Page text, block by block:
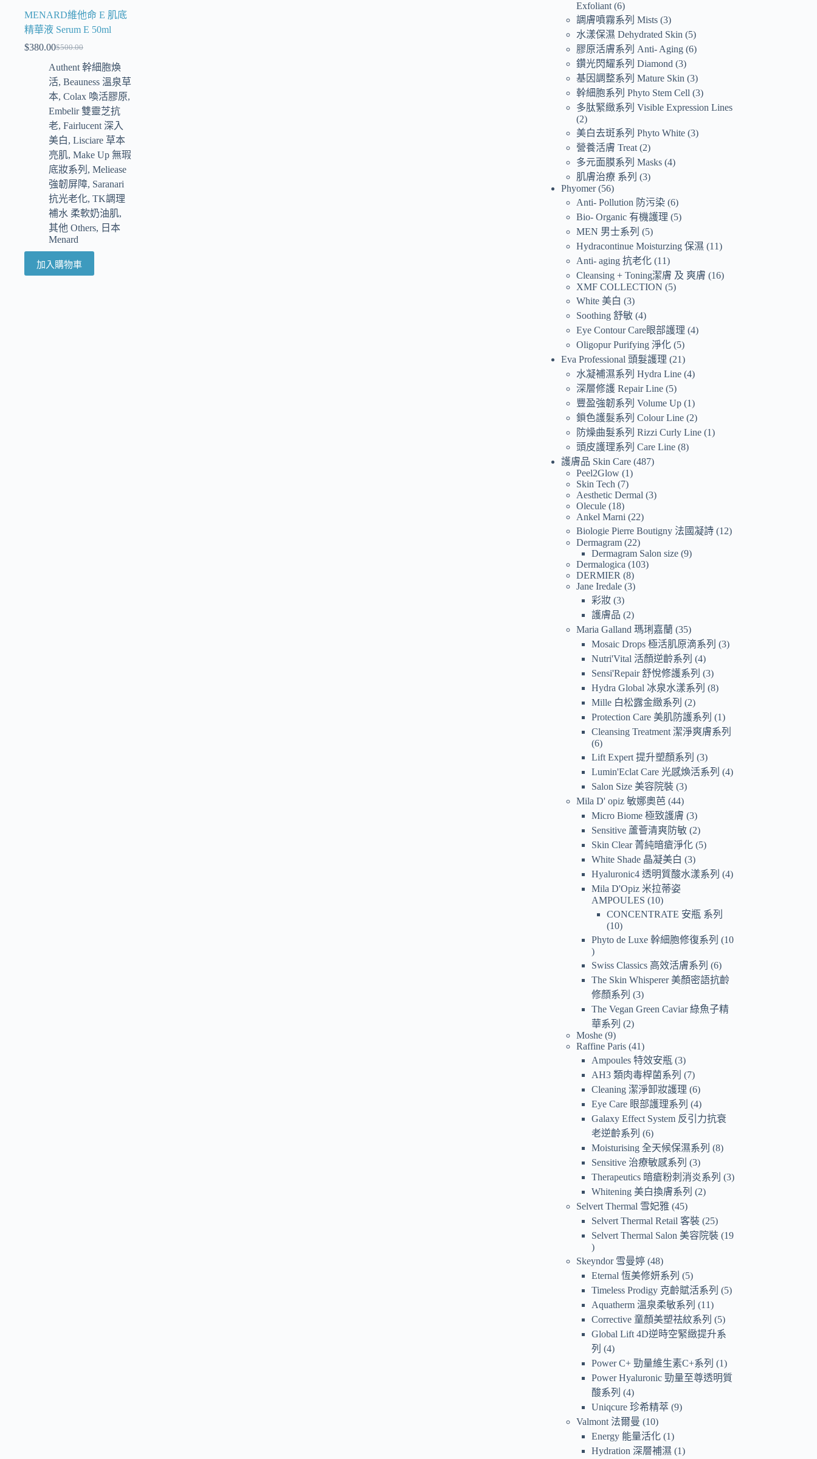
MENARD維他命 E 肌底
精華液 Serum E 50ml
$500.00
$380.00
Authent 幹細胞煥
活, Beauness 溫泉草
本, Colax 喚活膠原,
Embelir 雙靈芝抗
老, Fairlucent 深入
美白, Lisciare 草本
亮肌, Make Up 無瑕
底妝系列 , Meliease
強韌屏障, Saranari
抗光老化, TK調理
補水 柔軟奶油肌,
其他 Others, 日本
Menard
加入購物車
Exfoliant 6
調膚噴霧系列 Mists 3
水漾保濕 Dehydrated Skin
5
膠原活膚系列 Anti- Aging 6
鑽光閃耀系列 Diamond 3
基因調整系列 Mature Skin 3
幹細胞系列 Phyto Stem Cell 3
多肽緊緻系列 Visible Expression Lines
2
美白去斑系列 Phyto White 3
營養活膚 Treat 2
多元面膜系列 Masks 4
肌膚治療 系列
3
Phyomer 56
Anti- Pollution 防污染 6
Bio- Organic 有機護理
5
MEN 男士系列
5
Hydracontinue Moisturzing 保濕
11
Anti- aging 抗老化 11
Cleansing + Toning潔膚 及 爽膚
16
XMF COLLECTION
5
White 美白
3
Soothing 舒敏 4
Eye Contour Care眼部護理 4
Oligopur Purifying 淨化 5
Eva Professional 頭髮護理
21
水凝補濕系列 Hydra Line 4
深層修護 Repair Line 5
豐盈強韌系列 Volume Up 1
鎖色護髮系列 Colour Line 2
防燥曲髮系列 Rizzi Curly Line 1
頭皮護理系列 Care Line 8
護膚品 Skin Care 487
Peel2Glow 1
Skin Tech
7
Aesthetic Dermal 3
Olecule 18
Ankel Marni
22
Biologie Pierre Boutigny 法國凝詩 12
Dermagram 22
Dermagram Salon size 9
Dermalogica
103
DERMIER
8
Jane Iredale 3
彩妝 3
護膚品
2
Maria Galland 瑪琍嘉蘭 35
Mosaic Drops 極活肌原滴系列
3
Nutri'Vital 活顏逆齡系列
4
Sensi'Repair 舒悅修護系列
3
Hydra Global 冰泉水漾系列
8
Mille 白松露金緻系列
2
Protection Care 美肌防護系列
1
Cleansing Treatment 潔淨爽膚系列
6
Lift Expert 提升塑顏系列
3
Lumin'Eclat Care 光感煥活系列
4
Salon Size 美容院裝 3
Mila D' opiz 敏娜奧芭 44
Micro Biome 極致護膚 3
Sensitive 蘆薈清爽防敏 2
Skin Clear 菁純暗瘡淨化 5
White Shade 晶凝美白
3
Hyaluronic4 透明質酸水漾系列
4
Mila D'Opiz 米拉蒂姿
AMPOULES
10
CONCENTRATE 安瓶 系列
10
Phyto de Luxe 幹細胞修復系列
10
Swiss Classics 高效活膚系列
6
The Skin Whisperer 美顏密語抗齡
修顏系列
3
The Vegan Green Caviar 綠魚子精
華系列
2
Moshe 9
Raffine Paris 41
Ampoules 特效安瓶 3
AH3 類肉毒桿菌系列
7
Cleaning 潔淨卸妝護理 6
Eye Care 眼部護理系列
4
Galaxy Effect System 反引力抗衰
老逆齡系列
6
Moisturising 全天候保濕系列
8
Sensitive 治療敏感系列
3
Therapeutics 暗瘡粉刺消炎系列
3
Whitening 美白換膚系列
2
Selvert Thermal 雪妃雅 45
Selvert Thermal Retail 客裝 25
Selvert Thermal Salon 美容院裝 19
Skeyndor 雪曼婷 48
Eternal 恆美修妍系列
5
Timeless Prodigy 克齡賦活系列
5
Aquatherm 溫泉柔敏系列
11
Corrective 童顏美塑祛紋系列
5
Global Lift 4D逆時空緊緻提升系
列
4
Power C+ 勁量維生素C+系列
1
Power Hyaluronic 勁量至尊透明質
酸系列
4
Uniqcure 珍希精萃 9
Valmont 法爾曼
10
Energy 能量活化 1
Hydration 深層補濕
1